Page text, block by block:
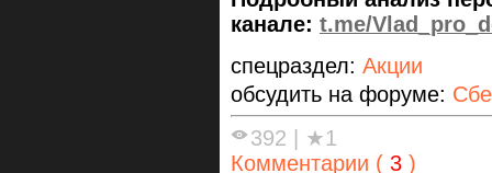
канале: t.me/
спецраздел: Акции
обсудить на форуме:
392 | ★1
Комментарии ( 3 )